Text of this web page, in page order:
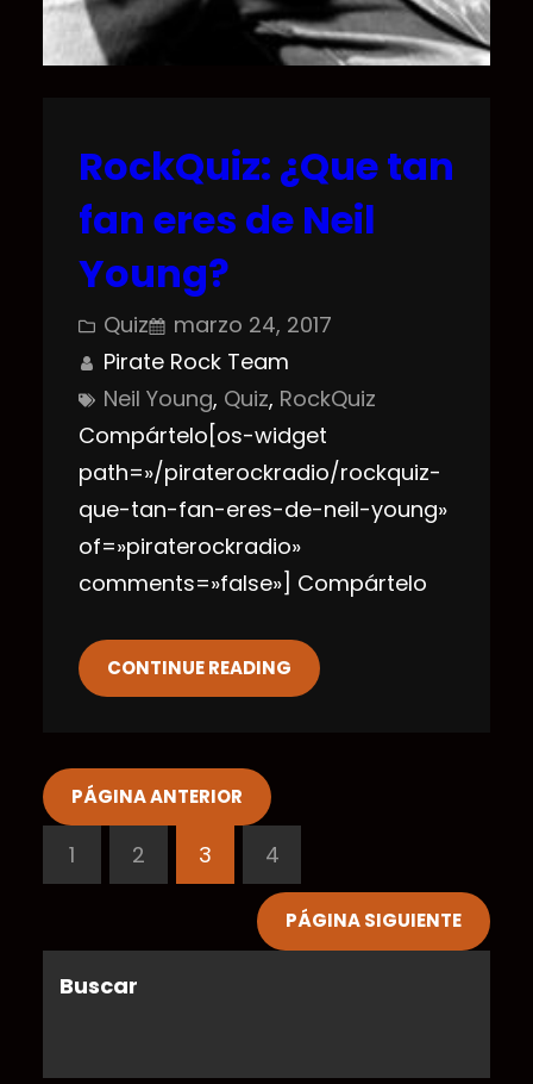
RockQuiz: ¿Que tan
fan eres de Neil
Young?
Quiz
marzo 24, 2017
Pirate Rock Team
Neil Young, Quiz, RockQuiz
Compártelo[os-widget
path=»/piraterockradio/rockquiz-
que-tan-fan-eres-de-neil-young»
of=»piraterockradio»
comments=»false»] Compártelo
CONTINUE READING
PÁGINA ANTERIOR
1 2 3 4
PÁGINA SIGUIENTE
Buscar